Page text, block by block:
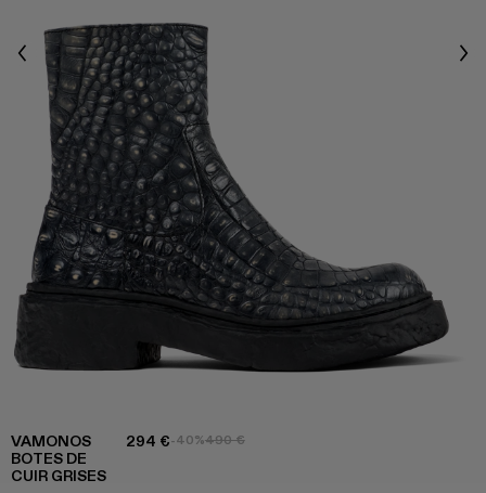
Previous
VAMONOS
BOTES DE
CUIR GRISES
294 €-40%490 €